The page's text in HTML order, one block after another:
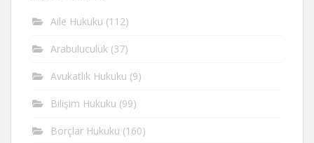
Aile Hukuku (112)
Arabuluculuk (37)
Avukatlık Hukuku (9)
Bilişim Hukuku (99)
Borçlar Hukuku (160)